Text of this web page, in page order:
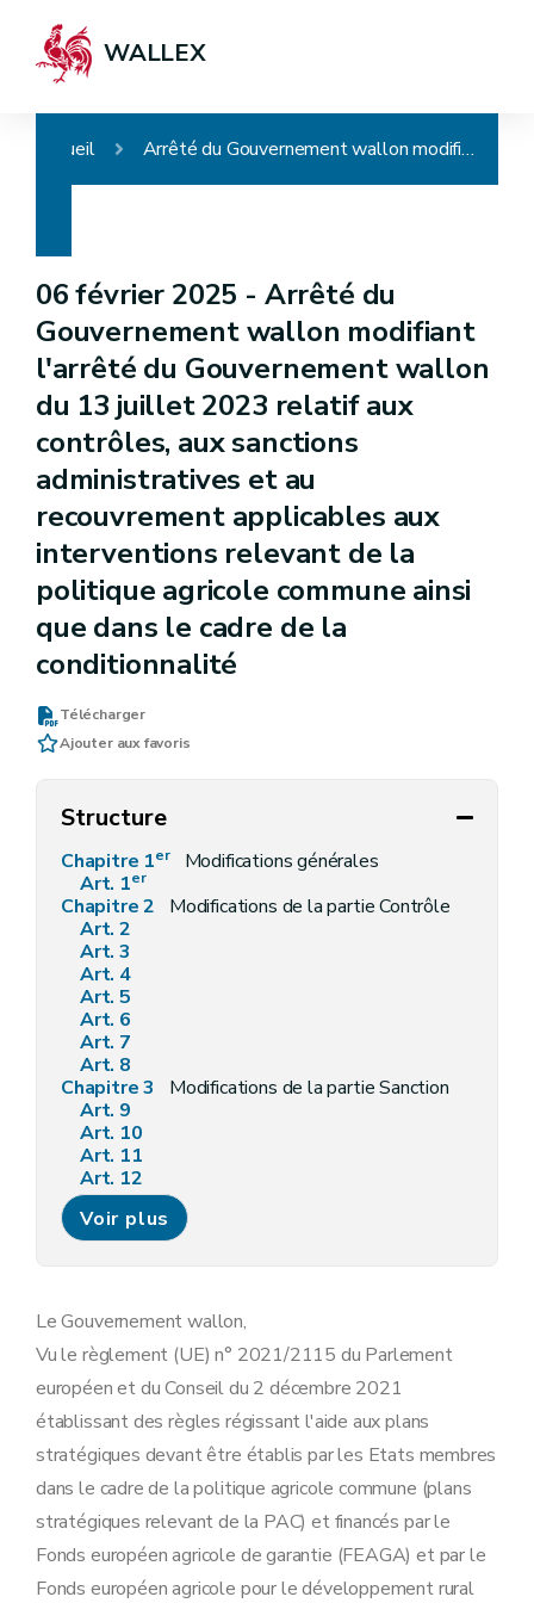
WALLEX
Accueil Arrêté du Gouvernement wallon modifiant l'arrêté du Gouvernement wallon du 13 juillet 2023 relatif aux contrôles, aux sanctions administratives et au recouvrement applicables aux interventions relevant de la politique agricole commune ainsi que dans le cadre de la conditionnalité
06 février 2025 - Arrêté du
Gouvernement wallon modifiant
l'arrêté du Gouvernement wallon
du 13 juillet 2023 relatif aux
contrôles, aux sanctions
administratives et au
recouvrement applicables aux
interventions relevant de la
politique agricole commune ainsi
que dans le cadre de la
conditionnalité
Télécharger
Ajouter aux favoris
Structure
Chapitre 1er
Modifications générales
Art. 1er
Chapitre 2
Modifications de la partie Contrôle
Art. 2
Art. 3
Art. 4
Art. 5
Art. 6
Art. 7
Art. 8
Chapitre 3
Modifications de la partie Sanction
Art. 9
Art. 10
Art. 11
Art. 12
Art. 13
Art. 14
Art. 15
Art. 17
Voir plus
Le Gouvernement wallon,
Vu le règlement (UE) n° 2021/2115 du Parlement
européen et du Conseil du 2 décembre 2021
établissant des règles régissant l'aide aux plans
stratégiques devant être établis par les Etats membres
dans le cadre de la politique agricole commune (plans
stratégiques relevant de la PAC) et financés par le
Fonds européen agricole de garantie (FEAGA) et par le
Fonds européen agricole pour le développement rural